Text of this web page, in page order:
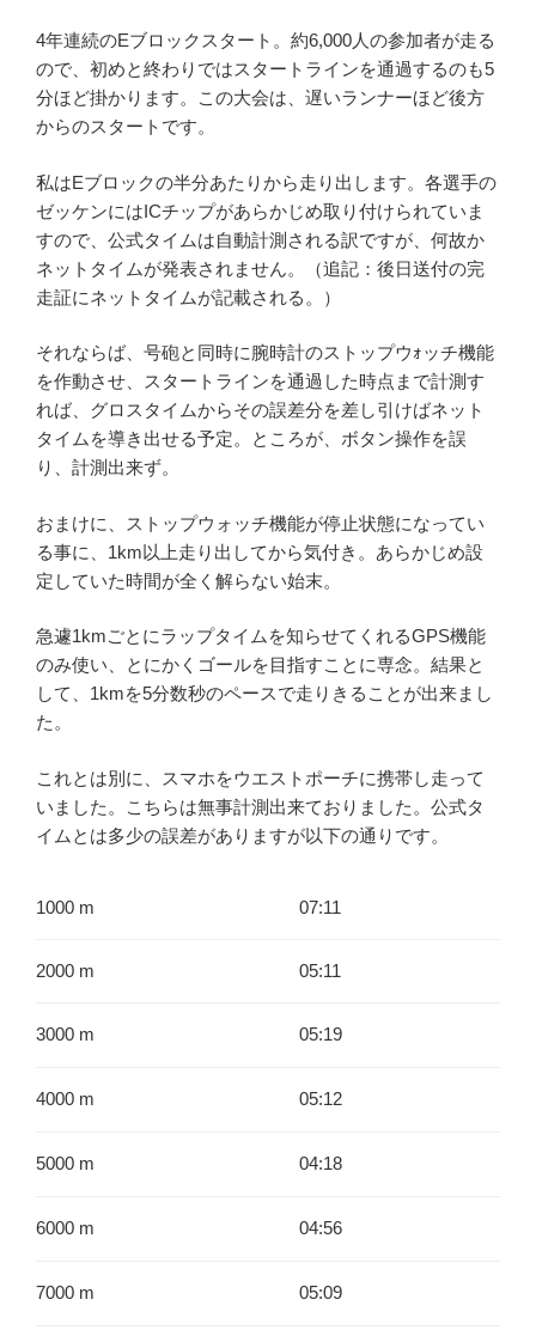
4年連続のEブロックスタート。約6,000人の参加者が走る
ので、初めと終わりではスタートラインを通過するのも5
分ほど掛かります。この大会は、遅いランナーほど後方
からのスタートです。
私はEブロックの半分あたりから走り出します。各選手の
ゼッケンにはICチップがあらかじめ取り付けられていま
すので、公式タイムは自動計測される訳ですが、何故か
ネットタイムが発表されません。（追記：後日送付の完
走証にネットタイムが記載される。）
それならば、号砲と同時に腕時計のストップウｫッチ機能
を作動させ、スタートラインを通過した時点まで計測す
れば、グロスタイムからその誤差分を差し引けばネット
タイムを導き出せる予定。ところが、ボタン操作を誤
り、計測出来ず。
おまけに、ストップウォッチ機能が停止状態になってい
る事に、1km以上走り出してから気付き。あらかじめ設
定していた時間が全く解らない始末。
急遽1kmごとにラップタイムを知らせてくれるGPS機能
のみ使い、とにかくゴールを目指すことに専念。結果と
して、1kmを5分数秒のペースで走りきることが出来まし
た。
これとは別に、スマホをウエストポーチに携帯し走って
いました。こちらは無事計測出来ておりました。公式タ
イムとは多少の誤差がありますが以下の通りです。
1000 m 07:11
2000 m 05:11
3000 m 05:19
4000 m 05:12
5000 m 04:18
6000 m 04:56
7000 m 05:09